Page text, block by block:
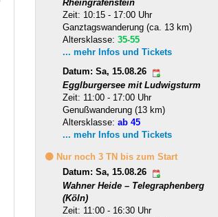
Rheingrafenstein
Zeit: 10:15 - 17:00 Uhr
Ganztagswanderung (ca. 13 km)
Altersklasse:35-55
... mehr Infos und Tickets
Datum: Sa, 15.08.26
Egglburgersee mit Ludwigsturm
Zeit: 11:00 - 17:00 Uhr
Genußwanderung (13 km)
Altersklasse:ab 45
... mehr Infos und Tickets
🟡 Nur noch 3 TN bis zum Start
Datum: Sa, 15.08.26
Wahner Heide – Telegraphenberg
(Köln)
Zeit: 11:00 - 16:30 Uhr